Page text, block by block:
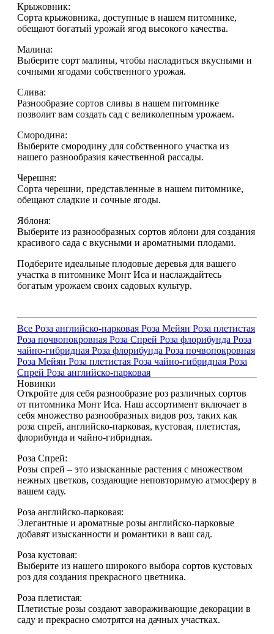
Крыжовник:
Сорта крыжовника, доступные в нашем питомнике,
обещают богатый урожай ягод высокого качества.
Малина:
Выберите сорт малины, чтобы насладиться вкусными и
сочными ягодами собственного урожая.
Слива:
Разнообразие сортов сливы в нашем питомнике
позволит вам создать сад с великолепным урожаем.
Смородина:
Выберите смородину для собственного участка из
нашего разнообразия качественной рассады.
Черешня:
Сорта черешни, представленные в нашем питомнике,
обещают сладкие и сочные ягоды.
Яблоня:
Выберите из разнообразных сортов яблони для создания
красивого сада с вкусными и ароматными плодами.
Подберите идеальные плодовые деревья для вашего
участка в питомнике Монт Иса и наслаждайтесь
богатым урожаем своих садовых культур.
Все Роза английско-парковая Роза Мейян Роза плетистая
Роза почвопокровная Роза Спрей Роза флорибунда Роза
чайно-гибридная Роза флорибунда Роза почвопокровная
Роза Мейян Роза плетистая Роза чайно-гибридная Роза
Спрей Роза английско-парковая
Новинки
Откройте для себя разнообразие роз различных сортов
от питомника Монт Иса. Наш ассортимент включает в
себя множество разнообразных видов роз, таких как
роза спрей, английско-парковая, кустовая, плетистая,
флорибунда и чайно-гибридная.
Роза Спрей:
Розы спрей – это изысканные растения с множеством
нежных цветков, создающие неповторимую атмосферу в
вашем саду.
Роза английско-парковая:
Элегантные и ароматные розы английско-парковые
добавят изысканности и романтики в ваш сад.
Роза кустовая:
Выберите из нашего широкого выбора сортов кустовых
роз для создания прекрасного цветника.
Роза плетистая:
Плетистые розы создают завораживающие декорации в
саду и прекрасно смотрятся на дачных участках.